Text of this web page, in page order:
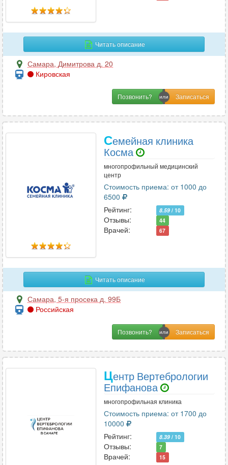
Читать описание
Самара, Димитрова д. 20
Кировская
Позвонить?
Семейная клиника
Косма
многопрофильный медицинский
центр
Стоимость приема: от 1000 до
6500
Рейтинг:
8.59 / 10
Отзывы: 44
Врачей: 67
Читать описание
Самара, 5-я просека д. 99Б
Российская
Позвонить?
Центр Вертебрологии
Епифанова
многопрофильная клиника
Стоимость приема: от 1700 до
10000
Рейтинг:
8.39 / 10
Отзывы: 7
Врачей: 15